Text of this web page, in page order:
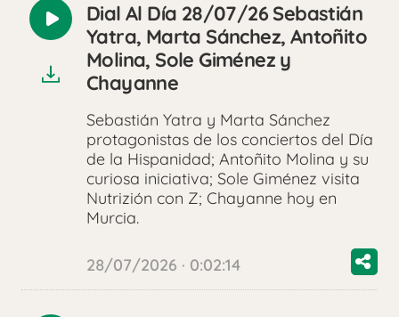
Reproducir
audio
Dial Al Día 28/07/26 Sebastián
Yatra, Marta Sánchez, Antoñito
Molina, Sole Giménez y
Chayanne
Sebastián Yatra y Marta Sánchez
protagonistas de los conciertos del Día
de la Hispanidad; Antoñito Molina y su
curiosa iniciativa; Sole Giménez visita
Nutrizión con Z; Chayanne hoy en
Murcia.
28/07/2026 · 0:02:14